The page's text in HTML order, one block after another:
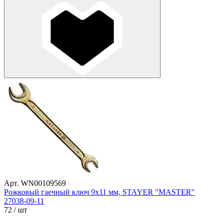
Арт. WN00109569
Рожковый гаечный ключ 9x11 мм, STAYER "MASTER"
27038-09-11
72 / шт